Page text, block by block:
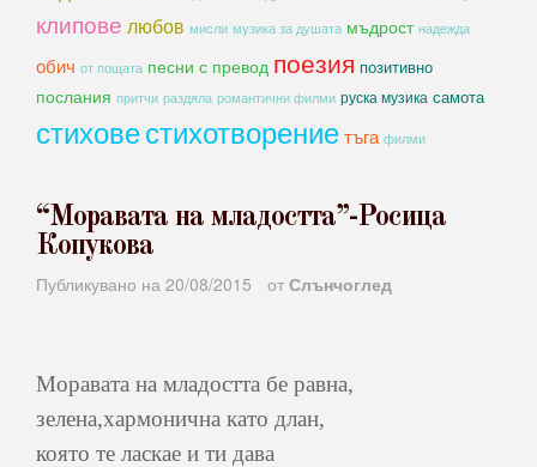
клипове любов мисли музика за душата мъдрост надежда
обич от пощата песни с превод поезия позитивно
послания притчи раздяла романтични филми руска музика самота
стиховестихотворениетъга филми
“Моравата на младостта”-Росица
Копукова
Публикувано на 20/08/2015 от Слънчоглед
Моравата на младостта бе равна,
зелена,хармонична като длан,
която те ласкае и ти дава